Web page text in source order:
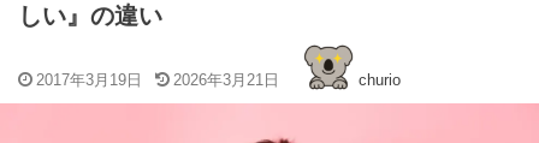
しい』の違い
2017年3月19日 2026年3月21日 churio